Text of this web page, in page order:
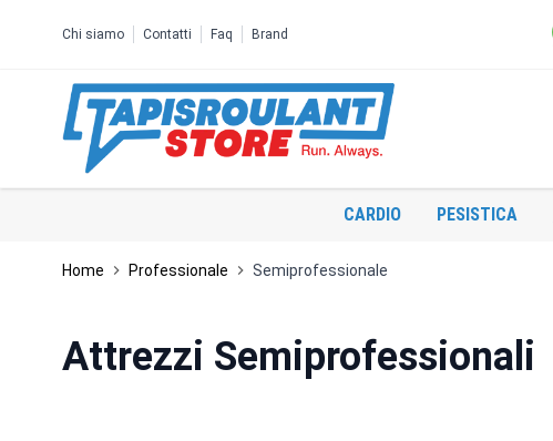
Chi siamo Contatti Faq Brand
CARDIO PESISTICA
Home Professionale Semiprofessionale
Attrezzi Semiprofessionali